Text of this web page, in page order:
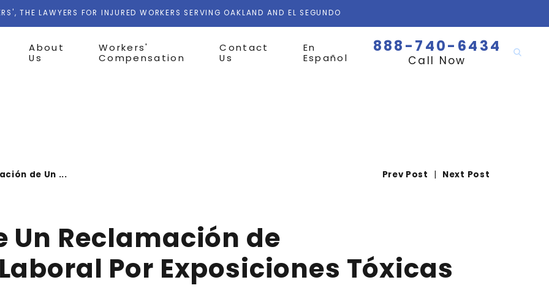
THE LAWYERS FOR INJURED WORKERS SERVING OAKLAND AND EL SEGUNDO
About
Us
Workers'
Compensation
Contact
Us
En
Español
888-740-6434
Call Now
de Un ... Prev Post | Next Post
Un Reclamación de
Por Exposiciones Tóxicas